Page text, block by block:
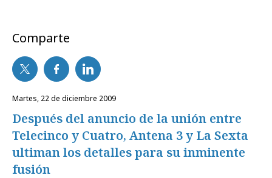
Comparte
martes, 22 de diciembre 2009
Después del anuncio de la unión entre
Telecinco y Cuatro, Antena 3 y La Sexta
ultiman los detalles para su inminente
fusión